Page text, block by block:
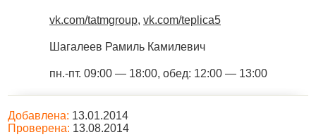
vk.com/tatmgroup, vk.com/teplica5
Шагалеев Рамиль Камилевич
пн.-пт. 09:00 — 18:00, обед: 12:00 — 13:00
Добавлена: 13.01.2014
Проверена: 13.08.2014